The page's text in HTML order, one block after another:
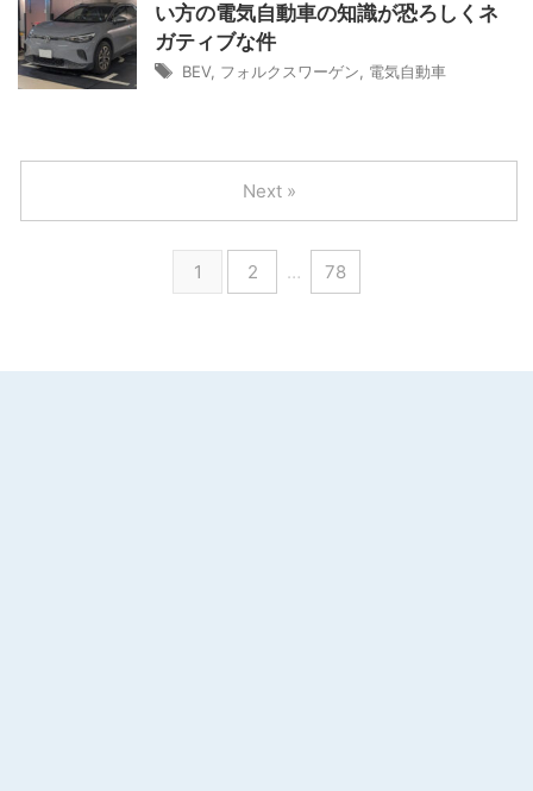
い方の電気自動車の知識が恐ろしくネ
ガティブな件
BEV, フォルクスワーゲン 電気自動車
1 2 … 78
Next »